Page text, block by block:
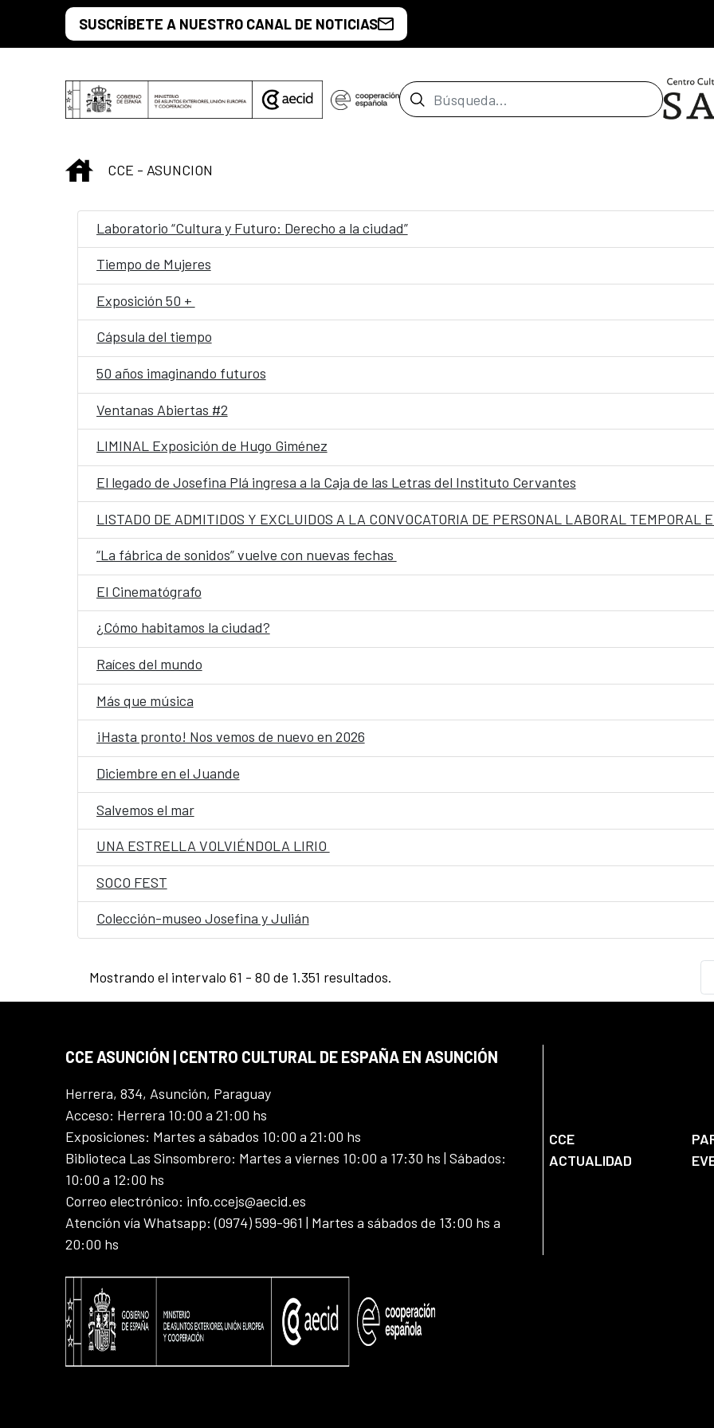
Saltar al contenido principal
SUSCRÍBETE A NUESTRO CANAL DE NOTICIAS
Barra de búsqueda
INICIO
CCE - ASUNCION
Laboratorio “Cultura y Futuro: Derecho a la ciudad”
Tiempo de Mujeres
Exposición 50 +
Cápsula del tiempo
50 años imaginando futuros
Ventanas Abiertas #2
LIMINAL Exposición de Hugo Giménez
El legado de Josefina Plá ingresa a la Caja de las Letras del Instituto Cervantes
“La fábrica de sonidos” vuelve con nuevas fechas
El Cinematógrafo
¿Cómo habitamos la ciudad?
Raíces del mundo
Más que música
¡Hasta pronto! Nos vemos de nuevo en 2026
Diciembre en el Juande
Salvemos el mar
UNA ESTRELLA VOLVIÉNDOLA LIRIO
SOCO FEST
Colección-museo Josefina y Julián
Mostrando el intervalo 61 - 80 de 1.351 resultados.
CCE ASUNCIÓN | CENTRO CULTURAL DE ESPAÑA EN ASUNCIÓN
Herrera, 834, Asunción, Paraguay
Acceso: Herrera 10:00 a 21:00 hs
Exposiciones: Martes a sábados 10:00 a 21:00 hs
Biblioteca Las Sinsombrero: Martes a viernes 10:00 a 17:30 hs | Sábados:
10:00 a 12:00 hs
Correo electrónico: info.ccejs@aecid.es
Atención vía Whatsapp: (0974) 599-961 | Martes a sábados de 13:00 hs a
20:00 hs
CCE
ACTUALIDAD